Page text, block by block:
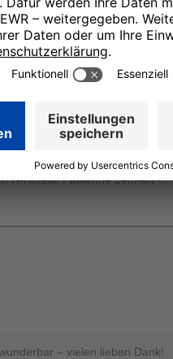
haben Sie uns ein großes
Team haben uns wirklich
bei uns gefreut. Wir
echte Gastgeber mit Leib und
möchten unseren Gästen
uns das bei Ihnen so gut
jeden weiteren Ihrer
H-Hotels, Fabienne Lennert -
– vielen lieben Dank!